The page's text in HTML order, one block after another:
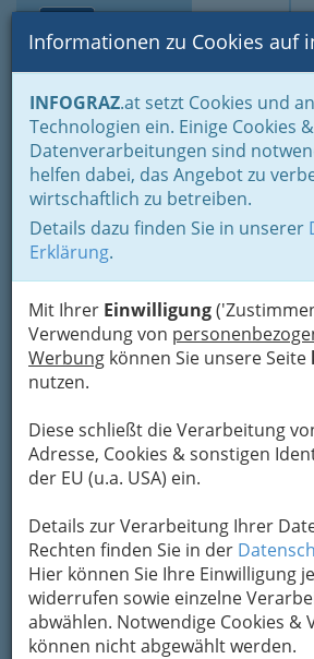
Suche
Informationen zu Cookies auf
INFOGRAZ.at setzt Cookies und
Technologien ein. Einige Cookies &
Datenverarbeitungen sind
helfen dabei, das Angebot zu
wirtschaftlich zu betreiben.
Details dazu finden Sie in unserer
Erklärung.
Mit Ihrer Einwilligung
Verwendung von
Werbung können Sie unsere Seite
nutzen.
Diese schließt die Verarbeitung
Adresse, Cookies & sonstigen
der EU (u.a. USA) ein.
Details zur Verarbeitung Ihrer
Rechten finden Sie in der
Hier können Sie Ihre Einwilligung
widerrufen sowie einzelne
abwählen. Notwendige Cookies &
können nicht abgewählt werden.
Home Branchen
Wohnen & Einrichten
Dienstleistungen im Außenbereich
Gartenpflege Graz - Gartengestaltung -
Gartenpflege Graz -
Pflanzen, Sträucher
Terrassengestaltung,
gartendeko,
Prächtige Blüten
wohlschmeckendes, gesundes